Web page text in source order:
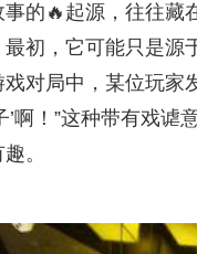
事的🔥起源，往往藏
最初，它可能只是源
戏对局中，某位玩家
’啊！”这种带有戏
。